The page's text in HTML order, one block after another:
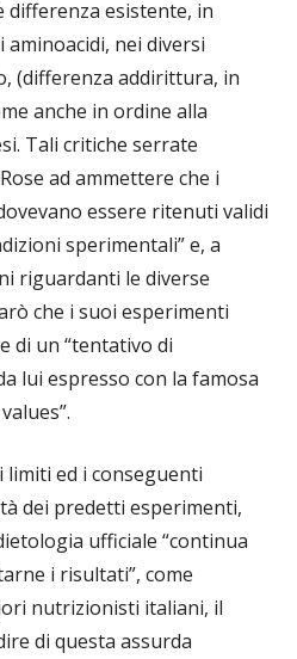
differenza esistente, in
nei diversi
(differenza addirittura, in
anche in ordine alla
Tali critiche serrate
ad ammettere che i
essere ritenuti validi
sperimentali” e, a
riguardanti le diverse
che i suoi esperimenti
di un “tentativo di
lui espresso con la famosa
ed i conseguenti
dei predetti esperimenti,
ufficiale “continua
i risultati”, come
nutrizionisti italiani, il
di questa assurda